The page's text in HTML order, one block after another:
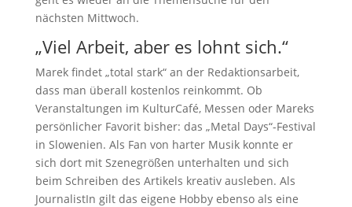
nächsten Mittwoch.
„Viel Arbeit, aber es lohnt sich.“
Marek findet „total stark“ an der Redaktionsarbeit,
dass man überall kostenlos reinkommt. Ob
Veranstaltungen im KulturCafé, Messen oder Mareks
persönlicher Favorit bisher: das „Metal Days“-Festival
in Slowenien. Als Fan von harter Musik konnte er
sich dort mit Szenegrößen unterhalten und sich
beim Schreiben des Artikels kreativ ausleben. Als
JournalistIn gilt das eigene Hobby ebenso als eine